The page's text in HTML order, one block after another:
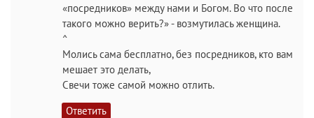
«посредников» между нами и Богом. Во что после
такого можно верить?» - возмутилась женщина.
^
Молись сама бесплатно, без посредников, кто вам
мешает это делать,
Свечи тоже самой можно отлить.
Ответить